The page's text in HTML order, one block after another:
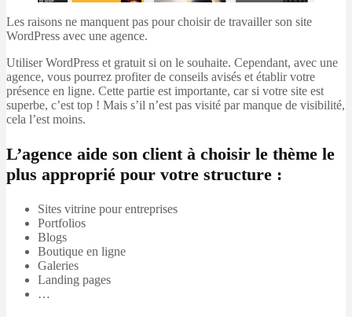
Les raisons ne manquent pas pour choisir de travailler son site
WordPress avec une agence.
Utiliser WordPress et gratuit si on le souhaite. Cependant, avec une
agence, vous pourrez profiter de conseils avisés et établir votre
présence en ligne. Cette partie est importante, car si votre site est
superbe, c’est top ! Mais s’il n’est pas visité par manque de visibilité,
cela l’est moins.
L’agence aide son client à choisir le thème le
plus approprié pour votre structure :
Sites vitrine pour entreprises
Portfolios
Blogs
Boutique en ligne
Galeries
Landing pages
…